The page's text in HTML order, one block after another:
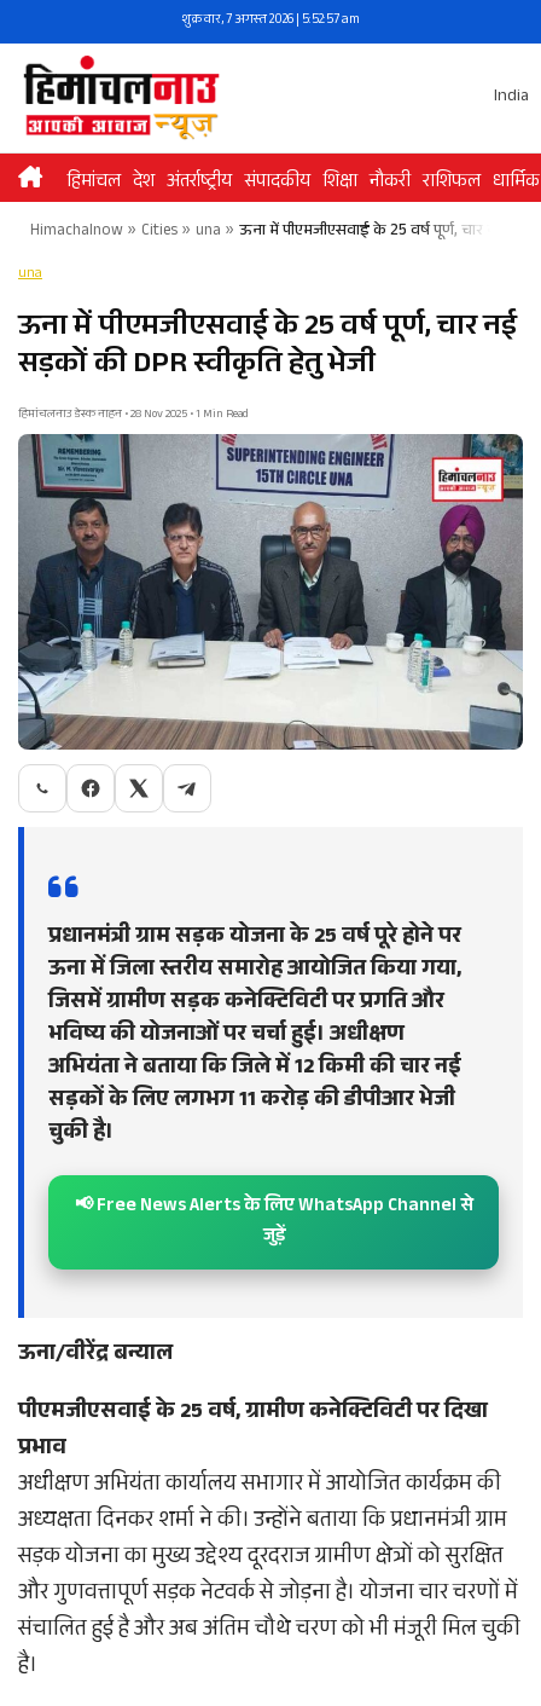
to
content
शुक्रवार, 7 अगस्त 2026 | 5:52:57 am
India
हिमांचल देश अंतर्राष्ट्रीय संपादकीय शिक्षा नौकरी राशिफल धार्मिक
Himachalnow» Cities» una » ऊना में पीएमजीएसवाई के 25 वर्ष पूर्ण, चार नई
una
ऊना में पीएमजीएसवाई के 25 वर्ष पूर्ण, चार नई
सड़कों की DPR स्वीकृति हेतु भेजी
हिमांचलनाउ डेस्क नाहन • 28 Nov 2025 • 1 Min Read
प्रधानमंत्री ग्राम सड़क योजना के 25 वर्ष पूरे होने पर
ऊना में जिला स्तरीय समारोह आयोजित किया गया,
जिसमें ग्रामीण सड़क कनेक्टिविटी पर प्रगति और
भविष्य की योजनाओं पर चर्चा हुई। अधीक्षण
अभियंता ने बताया कि जिले में 12 किमी की चार नई
सड़कों के लिए लगभग 11 करोड़ की डीपीआर भेजी
चुकी है।
📢 Free News Alerts के लिए WhatsApp Channel से
जुड़ें
ऊना/वीरेंद्र बन्याल
पीएमजीएसवाई के 25 वर्ष, ग्रामीण कनेक्टिविटी पर दिखा
प्रभाव
अधीक्षण अभियंता कार्यालय सभागार में आयोजित कार्यक्रम की
अध्यक्षता दिनकर शर्मा ने की। उन्होंने बताया कि प्रधानमंत्री ग्राम
सड़क योजना का मुख्य उद्देश्य दूरदराज ग्रामीण क्षेत्रों को सुरक्षित
और गुणवत्तापूर्ण सड़क नेटवर्क से जोड़ना है। योजना चार चरणों में
संचालित हुई है और अब अंतिम चौथे चरण को भी मंजूरी मिल चुकी
है।